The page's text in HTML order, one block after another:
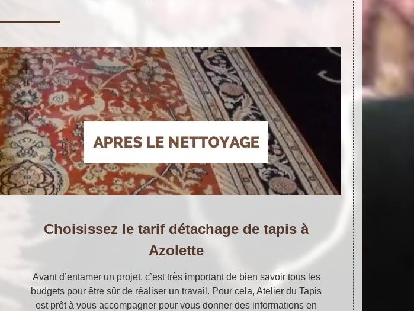
Choisissez le tarif détachage de tapis à
Azolette
Avant d’entamer un projet, c’est très important de bien savoir tous les
budgets pour être sûr de réaliser un travail. Pour cela, Atelier du Tapis
est prêt à vous accompagner pour vous donner des informations en